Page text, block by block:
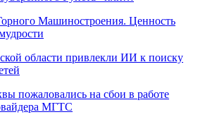
Машиностроения. Ценность
области привлекли ИИ к поиску
пожаловались на сбои в работе
МГТС